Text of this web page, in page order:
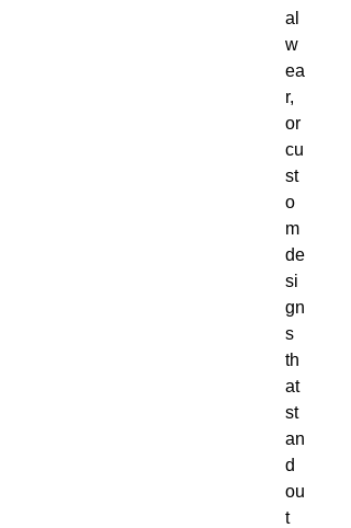
al
w
ea
r,
or
cu
st
o
m
de
si
gn
s
th
at
st
an
d
ou
t